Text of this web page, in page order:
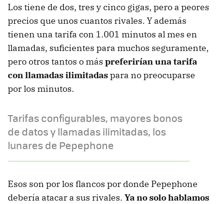
Los tiene de dos, tres y cinco gigas, pero a peores
precios que unos cuantos rivales. Y además
tienen una tarifa con 1.001 minutos al mes en
llamadas, suficientes para muchos seguramente,
pero otros tantos o más preferirían una tarifa
con llamadas ilimitadaspara no preocuparse
por los minutos.
Tarifas configurables, mayores bonos
de datos y llamadas ilimitadas, los
lunares de Pepephone
Esos son por los flancos por donde Pepephone
debería atacar a sus rivales. Ya no solo hablamos